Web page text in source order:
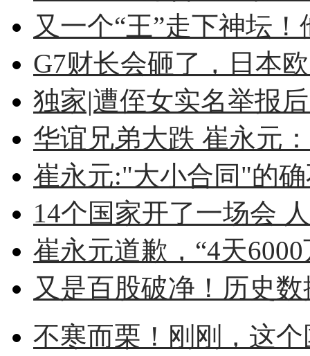
又一个“王”走下神坛
G7财长会砸了，日本
独家|遭侄女实名举报
华谊兄弟大跌 崔永元
崔永元:"大小合同"的
14个国家开了一场会
崔永元道歉，“4天
又是百股破净！历史
不寒而栗！刚刚，这